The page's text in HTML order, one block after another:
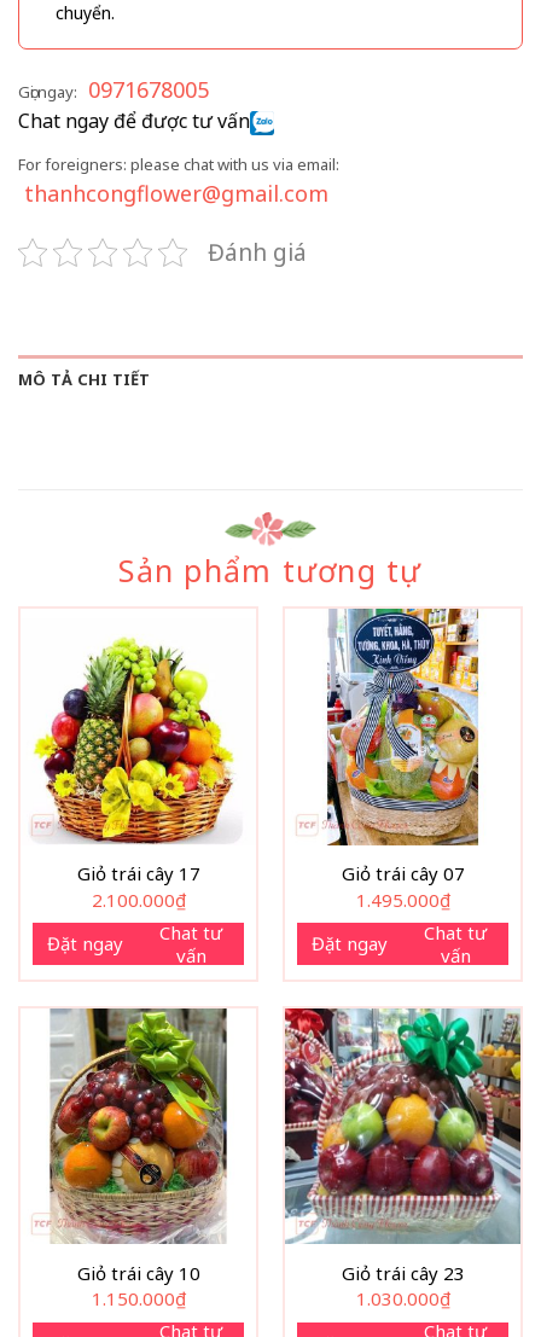
chuyển.
Gọi ngay: 0971678005
Chat ngay để được tư vấn
For foreigners: please chat with us via email:
thanhcongflower@gmail.com
Đánh giá
MÔ TẢ CHI TIẾT
Sản phẩm tương tự
Giỏ trái cây 17
2.100.000₫
Đặt ngay
Chat tư
vấn
Giỏ trái cây 07
1.495.000₫
Đặt ngay
Chat tư
vấn
Giỏ trái cây 10
1.150.000₫
Chat tư
Giỏ trái cây 23
1.030.000₫
Chat tư